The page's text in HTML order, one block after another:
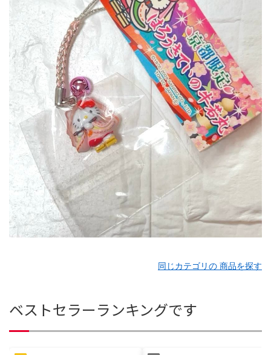
同じカテゴリの 商品を探す
ベストセラーランキングです